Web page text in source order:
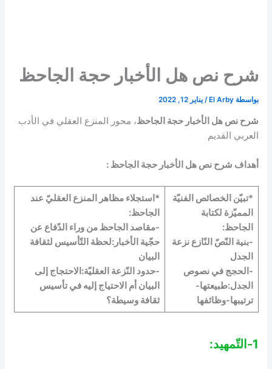
شرح نص هل الأخبار حجة الجاحظ
بواسطة El Arby
/يناير 12, 2022
شرح نص هل الأخبار حجة الجاحظ، محور المنزع العقلي في الأدب
العربي القديم
أهداف شرح نص هل الأخبار حجة الجاحظ :
*تبيّن الخصائص الفنيّة
المميّزة لكتابة
الجاحظ:
-بنية النّصّ النّازع نزعة
الجدل
-الحجج في نصوص
الجدل:طبيعتها-
ترتيبها-وظائفها
*استجلاء مظاهر المنزع العقليّ عند
الجاحظ:
-مقاصد الجاحظ من وراء الدّفاع عن
حجّية الأخبار:لحظة التّأسيس لثقافة
البيان
-حدود النّزعة العقليّة:الاحتجاج إلى
البيان أم الاحتياج إليه في تأسيس
ثقافة وسيطة؟
1-التّمهيد: